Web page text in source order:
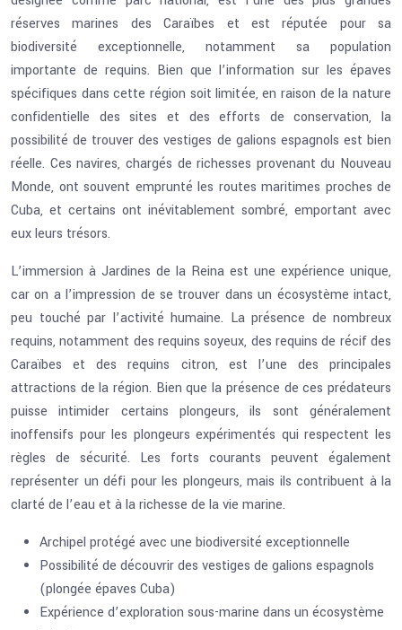
réserves marines des Caraïbes et est réputée pour sa
biodiversité exceptionnelle, notamment sa population
importante de requins. Bien que l’information sur les épaves
spécifiques dans cette région soit limitée, en raison de la nature
confidentielle des sites et des efforts de conservation, la
possibilité de trouver des vestiges de galions espagnols est bien
réelle. Ces navires, chargés de richesses provenant du Nouveau
Monde, ont souvent emprunté les routes maritimes proches de
Cuba, et certains ont inévitablement sombré, emportant avec
eux leurs trésors.
L’immersion à Jardines de la Reina est une expérience unique,
car on a l’impression de se trouver dans un écosystème intact,
peu touché par l’activité humaine. La présence de nombreux
requins, notamment des requins soyeux, des requins de récif des
Caraïbes et des requins citron, est l’une des principales
attractions de la région. Bien que la présence de ces prédateurs
puisse intimider certains plongeurs, ils sont généralement
inoffensifs pour les plongeurs expérimentés qui respectent les
règles de sécurité. Les forts courants peuvent également
représenter un défi pour les plongeurs, mais ils contribuent à la
clarté de l’eau et à la richesse de la vie marine.
Archipel protégé avec une biodiversité exceptionnelle
Possibilité de découvrir des vestiges de galions espagnols
(plongée épaves Cuba)
Expérience d’exploration sous-marine dans un écosystème